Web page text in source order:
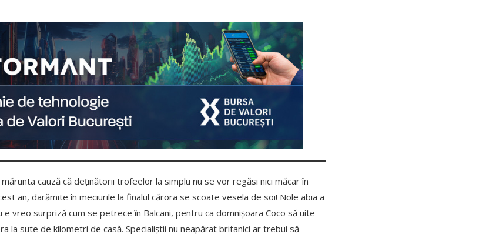
cauză că deținătorii trofeelor la simplu nu se vor regăsi nici măcar în
an, darămite în meciurile la finalul cărora se scoate vesela de soi! Nole abia a
e vreo surpriză cum se petrece în Balcani, pentru ca domnișoara Coco să uite
la sute de kilometri de casă. Specialiștii nu neapărat britanici ar trebui să